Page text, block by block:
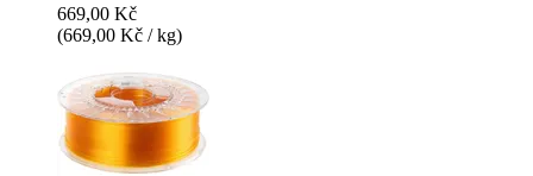
669,00 Kč
(669,00 Kč / kg)